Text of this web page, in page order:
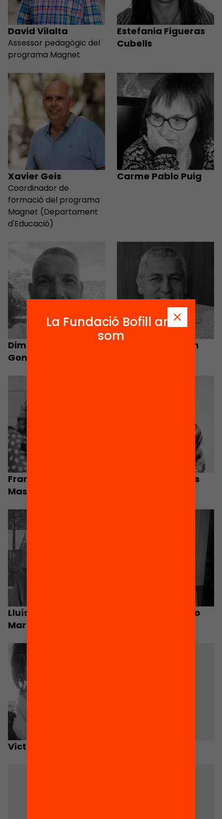
David Vilalta
Assessor pedagògic del
programa Magnet
Estefania Figueras
Cubells
Xavier Geis
Coordinador de
formació del programa
Magnet (Departament
d'Educació)
Carme Pablo Puig
Dimas Fàbregas
Gomis
Francesc Alamon
Francesca M. Majó
Masferrer
Alejandro Montes
Lluís Parcerisa
Marmi
Elisabetta Broglio
Victòria Carbó
La Fundació Bofill ara
som